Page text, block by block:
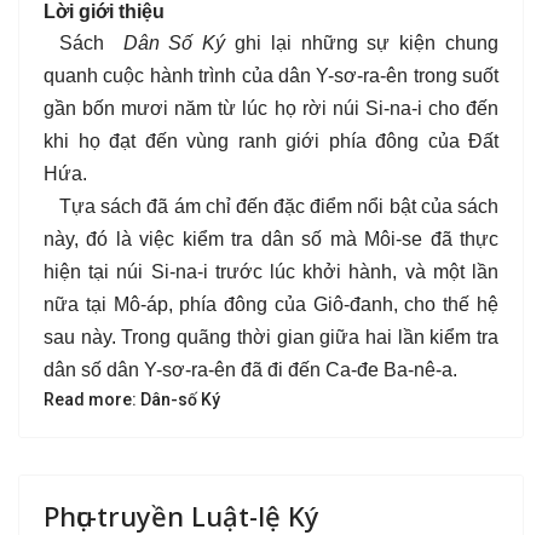
Lời giới thiệu
Sách
Dân Số Kýghi lại những sự kiện chung
quanh cuộc hành trình của dân Y-sơ-ra-ên trong suốt
gần bốn mươi năm từ lúc họ rời núi Si-na-i cho đến
khi họ đạt đến vùng ranh giới phía đông của Đất
Hứa.
Tựa sách đã ám chỉ đến đặc điểm nổi bật của sách
này, đó là việc kiểm tra dân số mà Môi-se đã thực
hiện tại núi Si-na-i trước lúc khởi hành, và một lần
nữa tại Mô-áp, phía đông của Giô-đanh, cho thế hệ
sau này. Trong quãng thời gian giữa hai lần kiểm tra
dân số dân Y-sơ-ra-ên đã đi đến Ca-đe Ba-nê-a.
Read more: Dân-số Ký
Phục-truyền Luật-lệ Ký